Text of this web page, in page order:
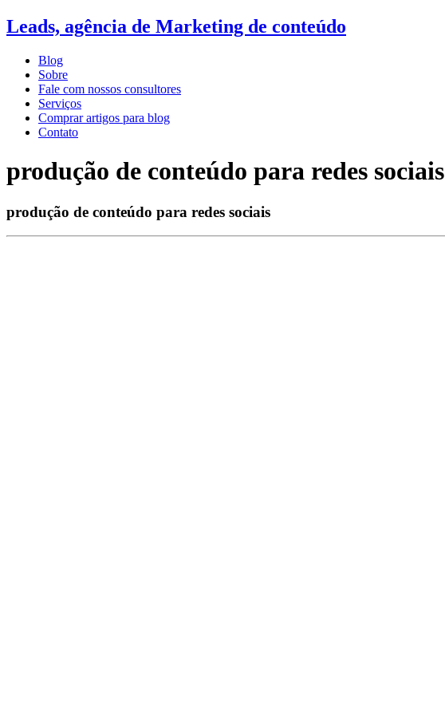
Leads, agência de Marketing de conteúdo
Blog
Sobre
Fale com nossos consultores
Serviços
Comprar artigos para blog
Contato
produção de conteúdo para redes sociais
produção de conteúdo para redes sociais